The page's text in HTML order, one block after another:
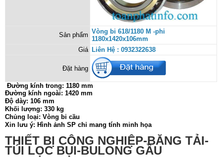
Sản phẩm Vòng bi 618/1180 M -phi
1180x1420x106mm
Giá Liên Hệ : 0932322638
Đặt hàng
Đường kính trong: 1180 mm
Đường kính ngoài: 1420 mm
Độ dày: 106 mm
Khối lượng: 330 kg
Chủng loại: Vòng bi cầu
Xin lưu ý: Hình ảnh SP chỉ mang tính minh họa
THIẾT BỊ CÔNG NGHIỆP-BĂNG TẢI-
TÚI LỌC BỤI-BULONG GẦU